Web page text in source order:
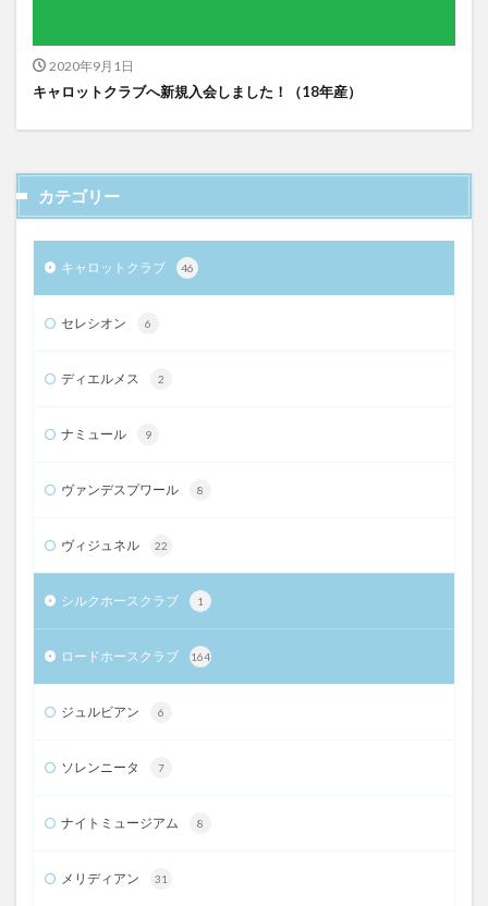
2020年9月1日
キャロットクラブへ新規入会しました！（18年産）
カテゴリー
キャロットクラブ 46
セレシオン 6
ディエルメス 2
ナミュール 9
ヴァンデスプワール 8
ヴィジュネル 22
シルクホースクラブ 1
ロードホースクラブ 164
ジュルビアン 6
ソレンニータ 7
ナイトミュージアム 8
メリディアン 31